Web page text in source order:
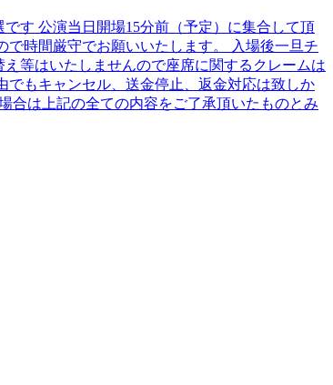
す 公演当日開場15分前（予定）に集合して頂
時間厳守でお願いいたします。 入場後一旦チ
等はいたしませんので座席に関するクレームは
もキャンセル、送金停止、返金対応は致しか
合は上記の全ての内容をご了承頂いたものとみ